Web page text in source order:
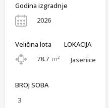
Godina izgradnje
2026
Veličina lota
78.7 m²
LOKACIJA
Jasenice
BROJ SOBA
3